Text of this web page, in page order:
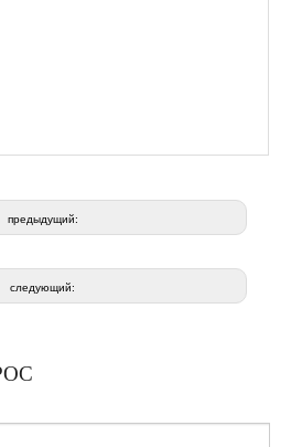
предыдущий:
следующий: